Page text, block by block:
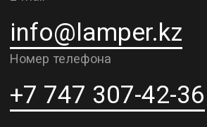
к5
Адрес шоурума в г. Астана
г. Астана, ул. Мангилик Ел. д.21
До встречи в ваших будущих
проектах!